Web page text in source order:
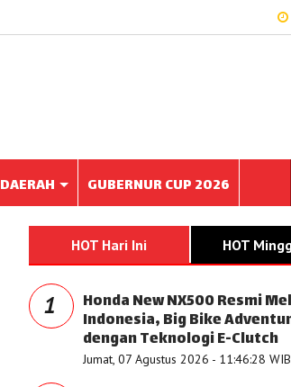
DAERAH GUBERNUR CUP 2026
HOT Hari Ini HOT
1 Honda New NX500 Resmi
Indonesia, Big Bike
dengan Teknologi E-Clutch
Jumat, 07 Agustus 2026 - 11:46:28 WIB